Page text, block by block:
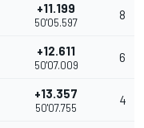
+11.199
50'05.597
8
+12.611
50'07.009
6
+13.357
50'07.755
4